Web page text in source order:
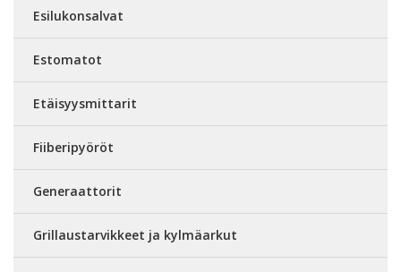
Esilukonsalvat
Estomatot
Etäisyysmittarit
Fiiberipyöröt
Generaattorit
Grillaustarvikkeet ja kylmäarkut